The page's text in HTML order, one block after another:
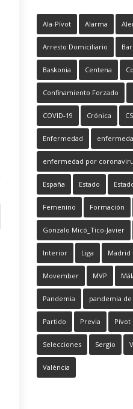
Ala-Pívot Alarma
Arresto Domiciliario
Baskonia Centena
Confinamiento Forzado
COVID-19 Crónica
Enfermedad
enfermedad por
España Estado
Femenino Formación
Gonzalo Micó_Tico-Javier
Interior Liga Madrid
Movember MVP
Pandemia pandemia
Partido Previa Pívot
Selecciones Sergio
València